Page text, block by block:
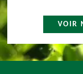
VOIR